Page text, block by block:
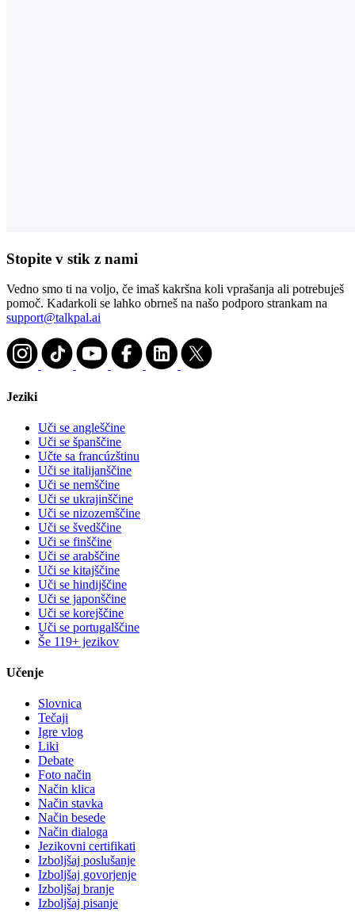
Stopite v stik z nami
Vedno smo ti na voljo, če imaš kakršna koli vprašanja ali potrebuješ
pomoč. Kadarkoli se lahko obrneš na našo podporo strankam na
support@talkpal.ai
Jeziki
Uči se angleščine
Uči se španščine
Učte sa francúzštinu
Uči se italijanščine
Uči se nemščine
Uči se ukrajinščine
Uči se nizozemščine
Uči se švedščine
Uči se finščine
Uči se arabščine
Uči se kitajščine
Uči se hindijščine
Uči se japonščine
Uči se korejščine
Uči se portugalščine
Še 119+ jezikov
Učenje
Slovnica
Tečaji
Igre vlog
Liki
Debate
Foto način
Način klica
Način stavka
Način besede
Način dialoga
Jezikovni certifikati
Izboljšaj poslušanje
Izboljšaj govorjenje
Izboljšaj branje
Izboljšaj pisanje